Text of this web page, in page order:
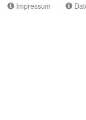
Impressum